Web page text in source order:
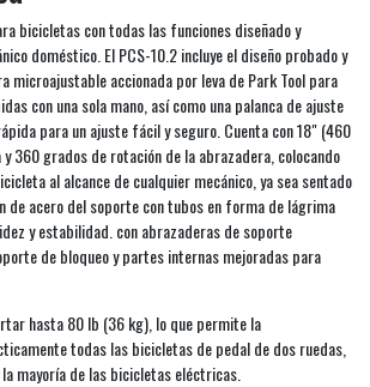
bicicletas con todas las funciones diseñado y
doméstico. El PCS-10.2 incluye el diseño probado y
microajustable accionada por leva de Park Tool para
con una sola mano, así como una palanca de ajuste
para un ajuste fácil y seguro. Cuenta con 18" (460
360 grados de rotación de la abrazadera, colocando
al alcance de cualquier mecánico, ya sea sentado
de acero del soporte con tubos en forma de lágrima
y estabilidad. con abrazaderas de soporte
de bloqueo y partes internas mejoradas para
hasta 80 lb (36 kg), lo que permite la
todas las bicicletas de pedal de dos ruedas,
mayoría de las bicicletas eléctricas.